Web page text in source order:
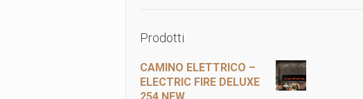
Prodotti
CAMINO ELETTRICO –
ELECTRIC FIRE DELUXE